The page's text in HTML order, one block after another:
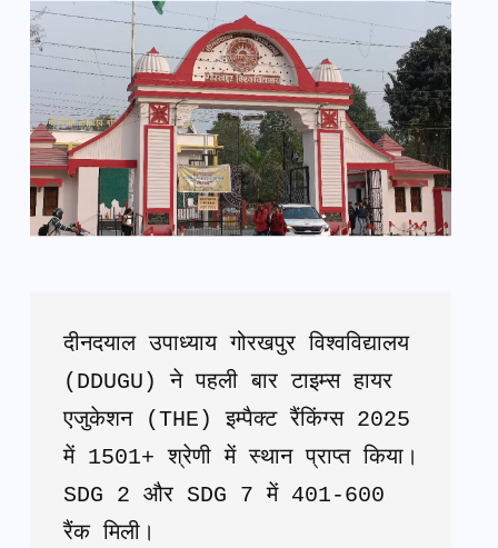
दीनदयाल उपाध्याय गोरखपुर विश्वविद्यालय
(DDUGU) ने पहली बार टाइम्स हायर
एजुकेशन (THE) इम्पैक्ट रैंकिंग्स 2025
में 1501+ श्रेणी में स्थान प्राप्त किया।
SDG 2 और SDG 7 में 401-600
रैंक मिली।